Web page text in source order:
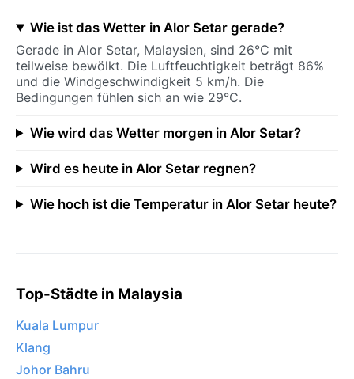
Wie ist das Wetter in Alor Setar gerade?
Gerade in Alor Setar, Malaysien, sind 26°C mit
teilweise bewölkt. Die Luftfeuchtigkeit beträgt 86%
und die Windgeschwindigkeit 5 km/h. Die
Bedingungen fühlen sich an wie 29°C.
Wie wird das Wetter morgen in Alor Setar?
Wird es heute in Alor Setar regnen?
Wie hoch ist die Temperatur in Alor Setar heute?
Top-Städte in Malaysia
Kuala Lumpur
Klang
Johor Bahru